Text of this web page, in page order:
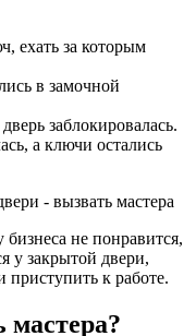
ехать за которым
в замочной
заблокировалась.
а ключи остались
не понравится,
у закрытой двери,
к работе.
мастера?